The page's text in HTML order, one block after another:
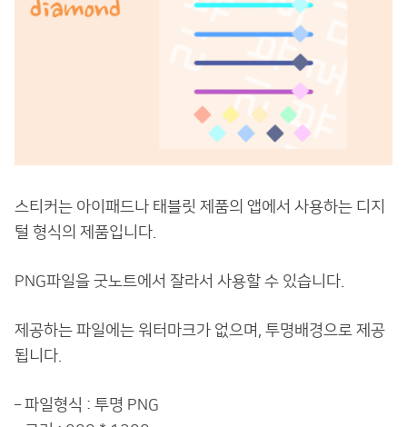
스티커는 아이패드나 태블릿 제품의 앱에서 사용하는 디지
털 형식의 제품입니다.
PNG파일을 굿노트에서 잘라서 사용할 수 있습니다.
제공하는 파일에는 워터마크가 없으며, 투명배경으로 제공
됩니다.
– 파일형식 : 투명 PNG